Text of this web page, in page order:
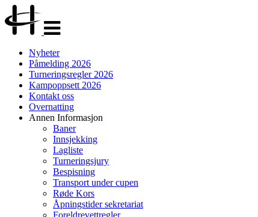
navigasjon
Nyheter
Påmelding 2026
Turneringsregler 2026
Kampoppsett 2026
Kontakt oss
Overnatting
Annen Informasjon
Baner
Innsjekking
Lagliste
Turneringsjury
Bespisning
Transport under cupen
Røde Kors
Åpningstider sekretariat
Foreldrevettregler